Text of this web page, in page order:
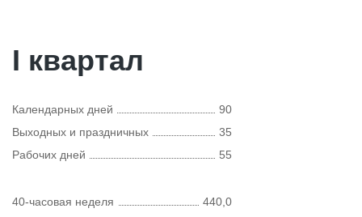
I квартал
Календарных дней
90
Выходных и праздничных
35
Рабочих дней
55
40-часовая неделя
440,0